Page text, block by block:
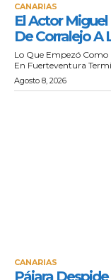
CANARIAS
El Actor
De Corralejo A
Lo Que Empezó Como
En Fuerteventura
Agosto 8, 2026
CANARIAS
Pájara Despide